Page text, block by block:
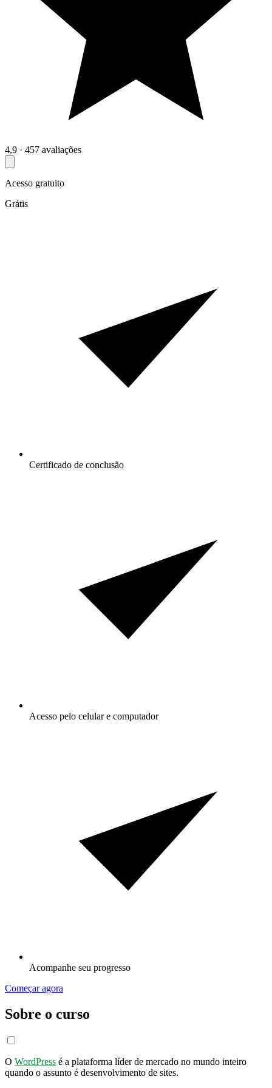
4,9 · 457 avaliações
Acesso gratuito
Grátis
Certificado de conclusão
Acesso pelo celular e computador
Acompanhe seu progresso
Começar agora
Sobre o curso
O WordPress é a plataforma líder de mercado no mundo inteiro
quando o assunto é desenvolvimento de sites.